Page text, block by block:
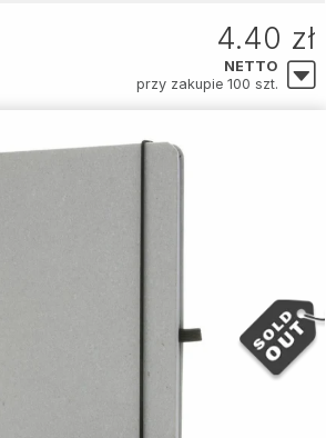
4.40 zł
NETTO
przy zakupie 100 szt.